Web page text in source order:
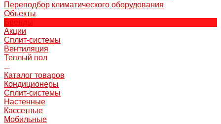
Переподбор климатического оборудования
Объекты
Бренды
Акции
Сплит-системы
Вентиляция
Теплый пол
...
Каталог товаров
Кондиционеры
Сплит-системы
Настенные
Кассетные
Мобильные